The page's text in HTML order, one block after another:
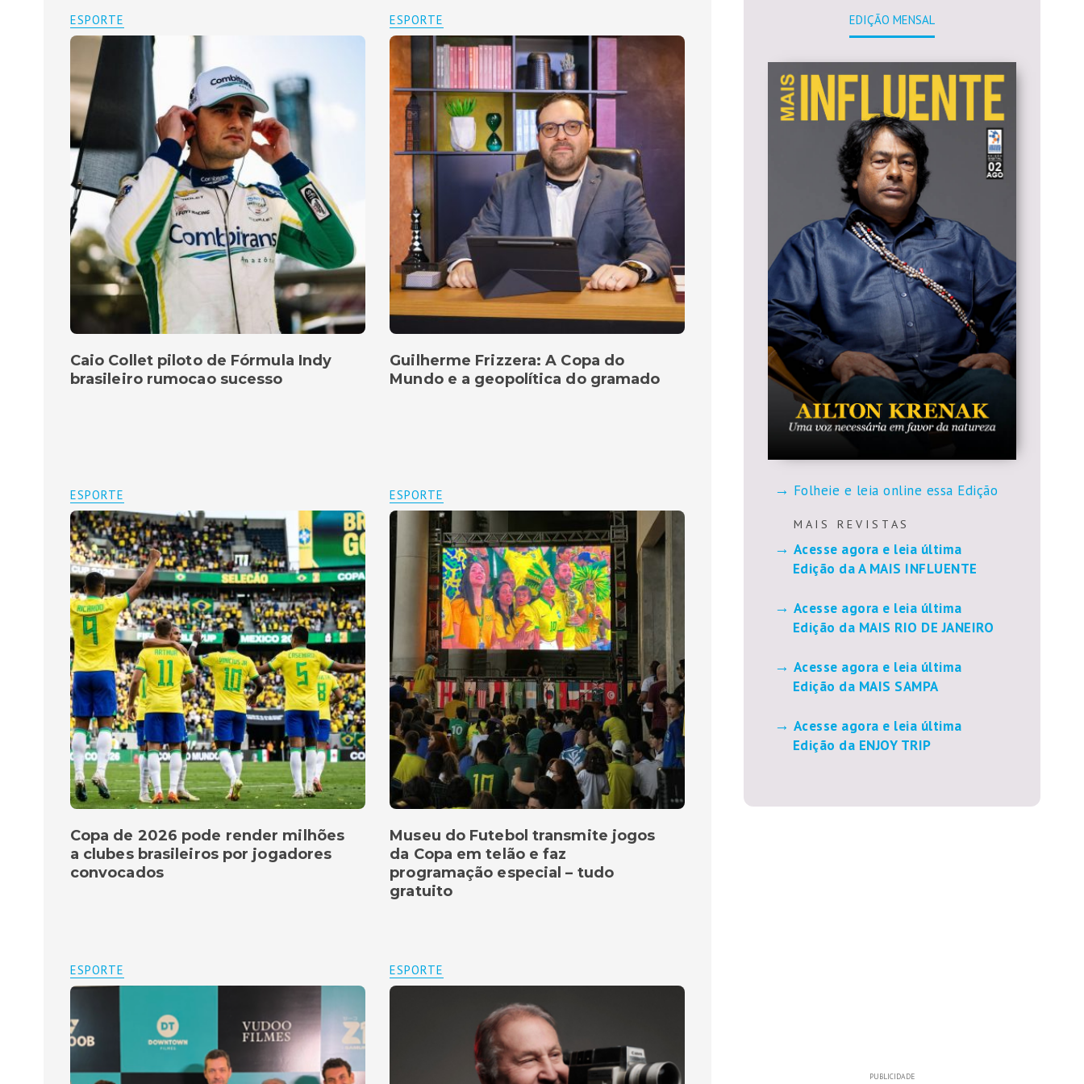
ESPORTE
Guilherme Frizzera: A Copa do
Mundo e a geopolítica do gramado
ESPORTE
Caio Collet piloto de Fórmula Indy
brasileiro rumocao sucesso
ESPORTE
Museu do Futebol transmite jogos
da Copa em telão e faz
programação especial – tudo
gratuito
ESPORTE
Copa de 2026 pode render milhões
a clubes brasileiros por jogadores
convocados
ESPORTE
ESPORTE
EDIÇÃO MENSAL
Folheie e leia online essa Edição
M A I S R E V I S T A S
Acesse agora e leia última
Edição da A MAIS INFLUENTE
Acesse agora e leia última
Edição da MAIS RIO DE JANEIRO
Acesse agora e leia última
Edição da MAIS SAMPA
Acesse agora e leia última
Edição da ENJOY TRIP
PUBLICIDADE